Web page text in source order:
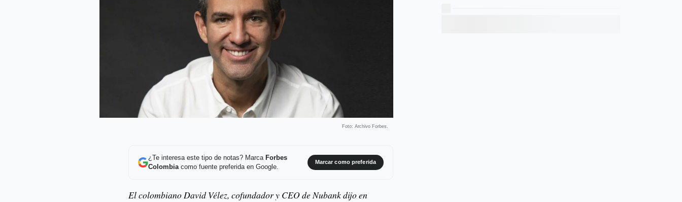
Foto: Archivo Forbes.
¿Te interesa este tipo de notas? Marca Forbes
Colombiacomo fuente preferida en Google.
Marcar como preferida
El colombiano David Vélez, cofundador y CEO de Nubank dijo en